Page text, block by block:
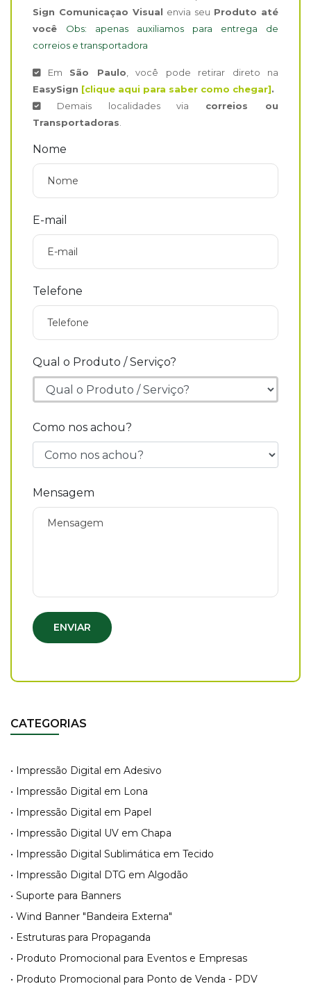
Sign Comunicaçao Visual envia seu Produto até
você Obs: apenas auxiliamos para entrega de
correios e transportadora
Em São Paulo , você pode retirar direto na
EasySign [clique aqui para saber como chegar].
Demais localidades via correios ou
Transportadoras
Nome
E-mail
Telefone
Qual o Produto / Serviço?
Como nos achou?
Mensagem
ENVIAR
CATEGORIAS
• Impressão Digital em Adesivo
• Impressão Digital em Lona
• Impressão Digital em Papel
• Impressão Digital UV em Chapa
• Impressão Digital Sublimática em Tecido
• Impressão Digital DTG em Algodão
• Suporte para Banners
• Wind Banner "Bandeira Externa"
• Estruturas para Propaganda
• Produto Promocional para Eventos e Empresas
• Produto Promocional para Ponto de Venda - PDV